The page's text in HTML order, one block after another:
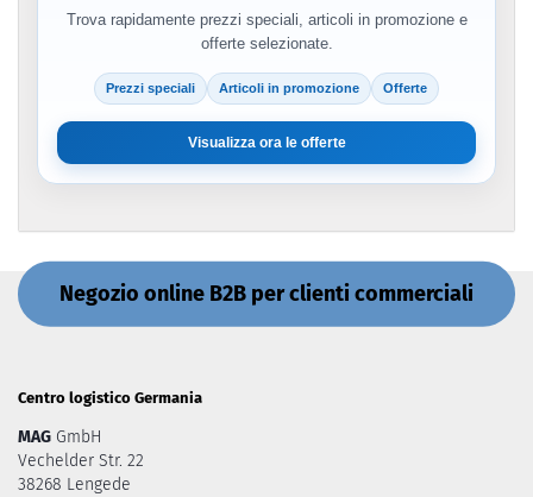
Trova rapidamente prezzi speciali, articoli in promozione e
offerte selezionate.
Prezzi speciali Articoli in promozione Offerte
Visualizza ora le offerte
Negozio online B2B per clienti commerciali
Centro logistico Germania
MAG GmbH
Vechelder Str. 22
38268 Lengede